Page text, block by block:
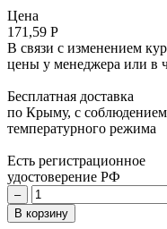
Цена
171,59 Р
В связи с изменением
цены у менеджера или в
Бесплатная доставка
по Крыму, с соблюдением
температурного режима
Есть регистрационное
удостоверение РФ
–
В корзину